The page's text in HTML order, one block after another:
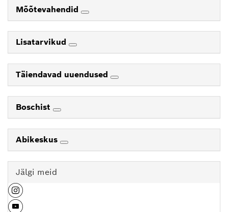
Mõõtevahendid
Lisatarvikud
Täiendavad uuendused
Boschist
Abikeskus
Jälgi meid